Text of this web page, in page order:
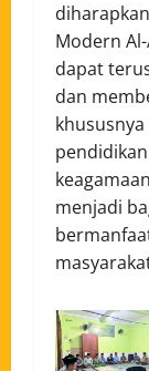
Modern
dapat
dan
menjadi